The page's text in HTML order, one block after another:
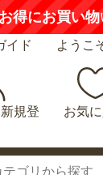
得にお買い物
イド ようこ
規登
お気